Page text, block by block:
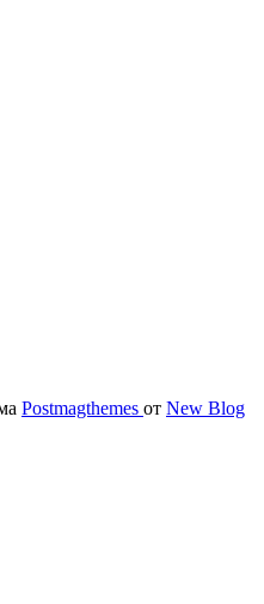
Postmagthemes от New Blog